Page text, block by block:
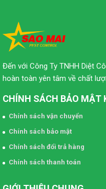
Đến với Công Ty TNHH Diệt
hoàn toàn yên tâm về chất
CHÍNH SÁCH BẢO MẬT
Chính sách vận chuyển
Chính sách bảo mật
Chính sách đổi trả hàng
Chính sách thanh toán